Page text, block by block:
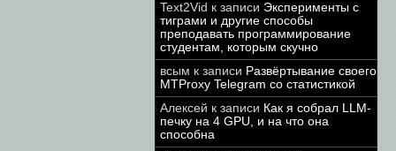
Text2Vid к записи Эксперименты с
тиграми и другие способы
преподавать программирование
студентам, которым скучно
всым к записи Развёртывание своего
MTProxy Telegram со статистикой
Алексей к записи Как я собрал LLM-
печку на 4 GPU, и на что она
способна